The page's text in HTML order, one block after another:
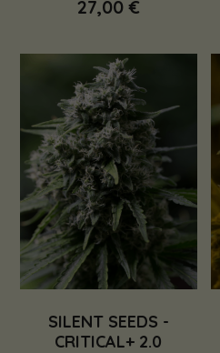
27,00 €
SILENT SEEDS -
CRITICAL+ 2.0